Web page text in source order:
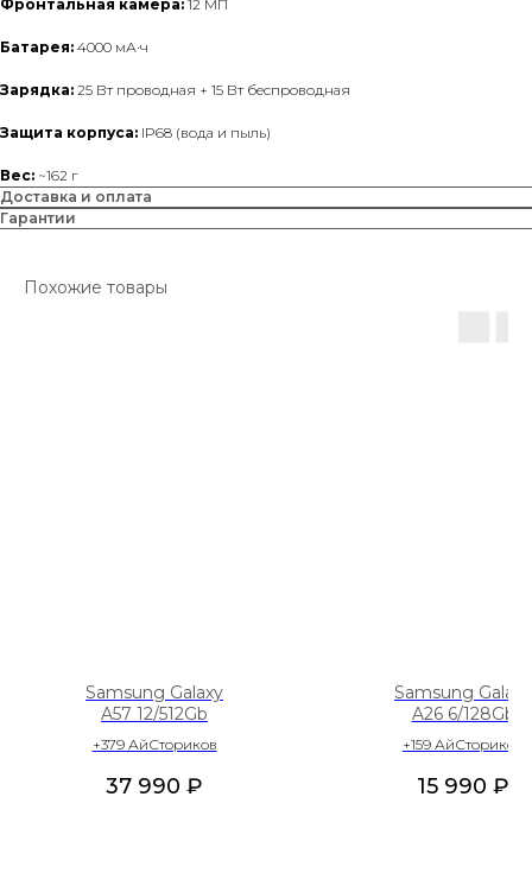
Фронтальная камера: 12 МП
Батарея: 4000 мА·ч
Зарядка: 25 Вт проводная + 15 Вт беспроводная
Защита корпуса: IP68 (вода и пыль)
Вес: ~162 г
Доставка и оплата
Гарантии
Похожие товары
Samsung Galaxy
A57 12/512Gb
+379 АйСториков
37 990 ₽
Samsung Galaxy
A26 6/128Gb
+159 АйСториков
15 990 ₽